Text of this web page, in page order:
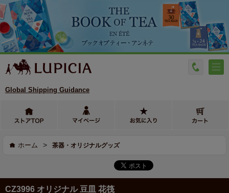
Global Shipping Guidance
ホーム > 茶器・オリジナルグッズ
CZ3996 オリジナル 豆皿 花筏